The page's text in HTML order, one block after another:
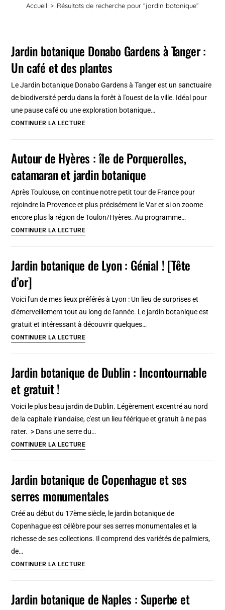
Accueil > Résultats de recherche pour “jardin botanique”
Jardin botanique Donabo Gardens à Tanger :
Un café et des plantes
Le Jardin botanique Donabo Gardens à Tanger est un sanctuaire
de biodiversité perdu dans la forêt à l'ouest de la ville. Idéal pour
une pause café ou une exploration botanique…
CONTINUER LA LECTUREJardin
Gardens
à
Un
et
plantes
Autour de Hyères : île de Porquerolles,
catamaran et jardin botanique
Après Toulouse, on continue notre petit tour de France pour
rejoindre la Provence et plus précisément le Var et si on zoome
encore plus la région de Toulon/Hyères. Au programme…
CONTINUER LA LECTUREAutour
Porquerolles,
catamaran
jardin
Jardin botanique de Lyon : Génial ! [Tête
d’or]
Voici l'un de mes lieux préférés à Lyon : Un lieu de surprises et
d'émerveillement tout au long de l'année. Le jardin botanique est
gratuit et intéressant à découvrir quelques…
CONTINUER LA LECTUREJardin
Lyon
Jardin botanique de Dublin : Incontournable
et gratuit !
Voici le plus beau jardin de Dublin. Légèrement excentré au nord
de la capitale irlandaise, c'est un lieu féérique et gratuit à ne pas
rater. > Dans une serre du…
CONTINUER LA LECTUREJardin
Dublin
:
gratuit
Jardin botanique de Copenhague et ses
serres monumentales
Créé au début du 17ème siècle, le jardin botanique de
Copenhague est célèbre pour ses serres monumentales et la
richesse de ses collections. Il comprend des variétés de palmiers,
de…
CONTINUER LA LECTUREJardin
Copenhague
Jardin botanique de Naples : Superbe et